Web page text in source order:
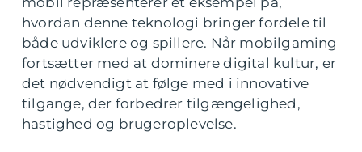
hvordan denne teknologi bringer fordele til
både udviklere og spillere. Når mobilgaming
fortsætter med at dominere digital kultur, er
det nødvendigt at følge med i innovative
tilgange, der forbedrer tilgængelighed,
hastighed og brugeroplevelse.